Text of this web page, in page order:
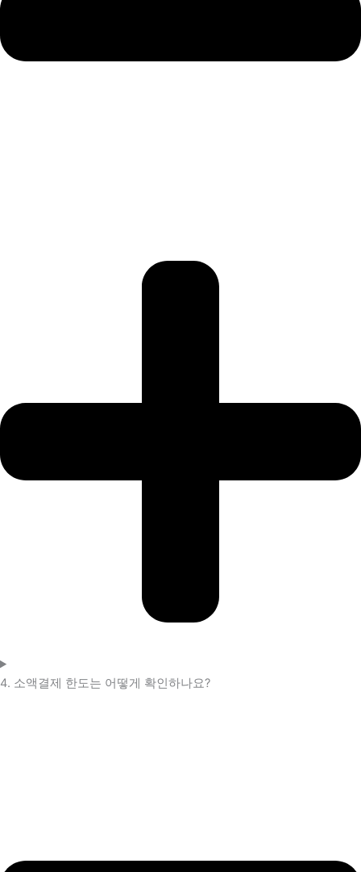
4. 소액결제 한도는 어떻게 확인하나요?